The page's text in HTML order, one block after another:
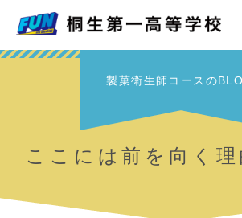
製菓衛生師コースの
ここには前を向く理